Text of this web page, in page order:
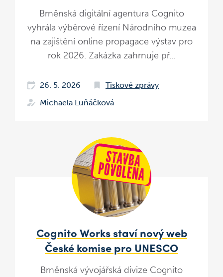
Brněnská digitální agentura Cognito
vyhrála výběrové řízení Národního muzea
na zajištění online propagace výstav pro
rok 2026. Zakázka zahrnuje př...
26. 5. 2026
Tiskové zprávy
Michaela Luňáčková
Cognito Works staví nový web
České komise pro UNESCO
Brněnská vývojářská divize Cognito